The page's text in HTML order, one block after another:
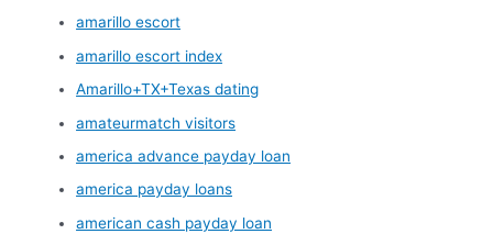
amarillo escort
amarillo escort index
Amarillo+TX+Texas dating
amateurmatch visitors
america advance payday loan
america payday loans
american cash payday loan